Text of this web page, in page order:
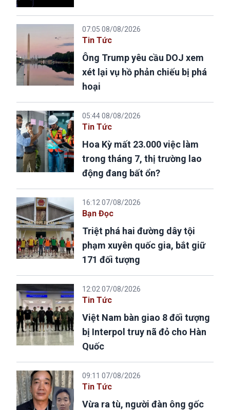
07:05 08/08/2026
Tin Tức
Ông Trump yêu cầu DOJ xem
xét lại vụ hồ phản chiếu bị phá
hoại
05:44 08/08/2026
Tin Tức
Hoa Kỳ mất 23.000 việc làm
trong tháng 7, thị trường lao
động đang bất ổn?
16:12 07/08/2026
Bạn Đọc
Triệt phá hai đường dây tội
phạm xuyên quốc gia, bắt giữ
171 đối tượng
12:02 07/08/2026
Tin Tức
Việt Nam bàn giao 8 đối tượng
bị Interpol truy nã đỏ cho Hàn
Quốc
09:11 07/08/2026
Tin Tức
Vừa ra tù, người đàn ông gốc